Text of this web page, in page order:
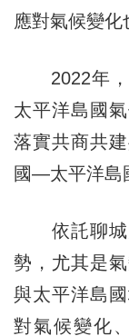
應對氣候變化
2022年，
太平洋島國
落實共商共
國—太平洋島
依託聊城
勢，尤其是
與太平洋島
對氣候變化